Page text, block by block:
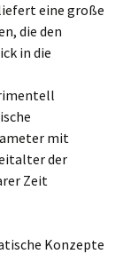
eine große
die den
in die
mit
der
Zeit
Konzepte